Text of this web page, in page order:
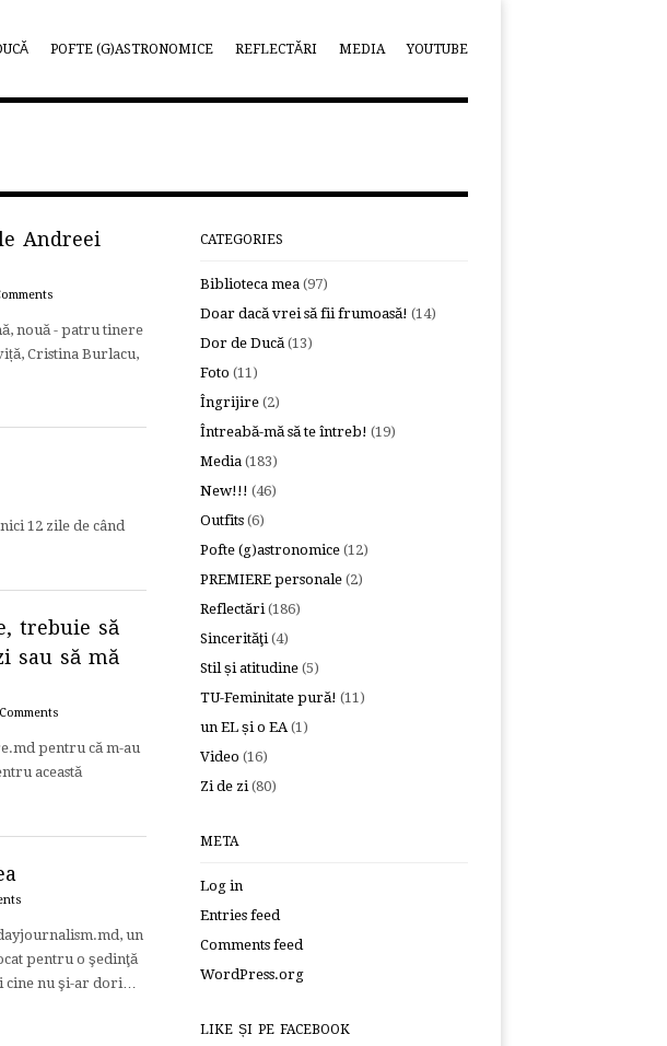
POFTE (G)ASTRONOMICE REFLECTĂRI MEDIA YOUTUBE
Andreei
nouă - patru tinere
Cristina Burlacu,
12 zile de când
trebuie să
sau să mă
pentru că m-au
această
un
pentru o şedinţă
cine nu şi-ar dori…
CATEGORIES
Biblioteca mea (97)
Doar dacă vrei să fii frumoasă! (14)
Dor de Ducă(13)
Foto (11)
Îngrijire (2)
Întreabă-mă să te întreb! (19)
Media (183)
New!!! (46)
Outfits (6)
Pofte (g)astronomice (12)
PREMIERE personale (2)
Reflectări(186)
Sincerităţi(4)
Stil și atitudine (5)
TU-Feminitate pură! (11)
un EL și o EA(1)
Video (16)
Zi de zi(80)
META
Log in
Entries feed
Comments feed
WordPress.org
LIKE ȘI PE FACEBOOK